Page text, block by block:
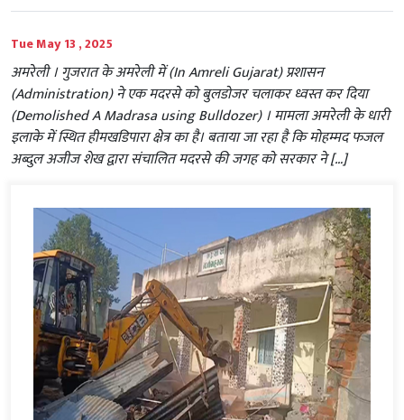
Tue May 13 , 2025
अमरेली । गुजरात के अमरेली में (In Amreli Gujarat) प्रशासन
(Administration) ने एक मदरसे को बुलडोजर चलाकर ध्वस्त कर दिया
(Demolished A Madrasa using Bulldozer) । मामला अमरेली के धारी
इलाके में स्थित हीमखडिपारा क्षेत्र का है। बताया जा रहा है कि मोहम्मद फजल
अब्दुल अजीज शेख द्वारा संचालित मदरसे की जगह को सरकार ने […]